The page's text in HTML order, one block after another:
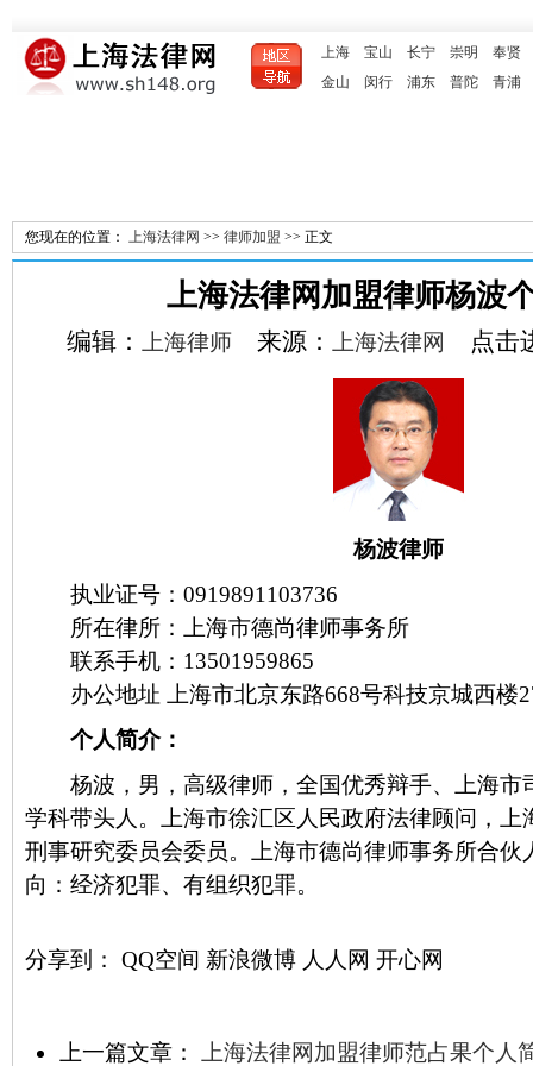
上海 宝山 长宁 崇明
奉贤
金山
闵行 浦东 普陀 青浦
您现在的位置： 上海法律网 >> 律师加盟 >> 正文
上海法律网加盟律师杨波
编辑： 上海律师 来源： 上海法律网 点击
杨波律师
执业证号：0919891103736
所在律所：上海市德尚律师事务所
联系手机：13501959865
办公地址 上海市北京东路668号科技京城西楼
个人简介：
杨波，男，高级律师，全国优秀辩手、上海市
学科带头人。上海市徐汇区人民政府法律顾问，上
刑事研究委员会委员。上海市德尚律师事务所合伙
向：经济犯罪、有组织犯罪。
分享到： QQ空间 新浪微博 人人网 开心网
上一篇文章：
上海法律网加盟律师范占果个人